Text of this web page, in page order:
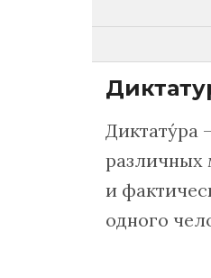
Диктату́ра
различных
и
од­но­го